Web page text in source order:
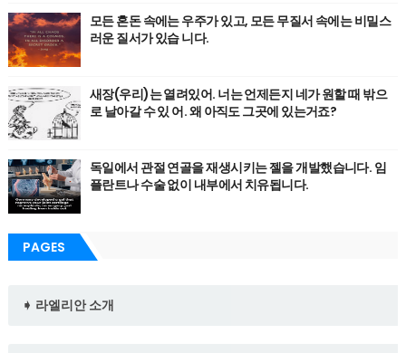
모든 혼돈 속에는 우주가 있고, 모든 무질서 속에는 비밀스
러운 질서가 있습 니다.
새장(우리)는 열려있어. 너는 언제든지 네가 원할 때 밖으
로 날아갈 수 있 어. 왜 아직도 그곳에 있는거죠?
독일에서 관절 연골을 재생시키는 젤을 개발했습니다. 임
플란트나 수술 없이 내부에서 치유됩니다.
PAGES
➧ 라엘리안 소개